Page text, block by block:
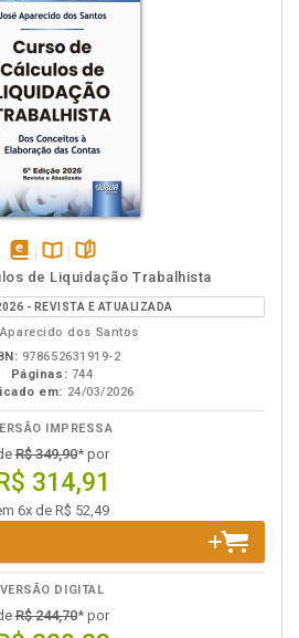
disponível
em
eBook
Disponível
na
B.V.
páginas
de Liquidação Trabalhista
- REVISTA E ATUALIZADA
dos Santos
978652631919-2
Páginas: 744
em: 24/03/2026
IMPRESSA
R$ 349,90* por
R$ 314,91
6x de R$ 52,49
VERSÃO DIGITAL
R$ 244,70* por